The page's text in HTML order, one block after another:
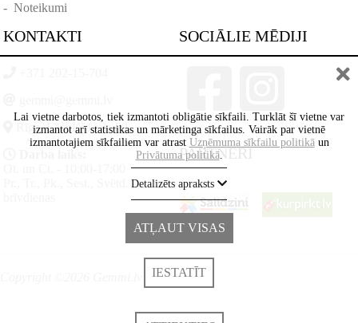
-Noteikumi
KONTAKTI
Rīga, Lāčplēšā iela 88
Pr., Tr., Pk., Sest., Svētd. -
SOCIĀLIE MĒDIJI
PARTNERI
Lai vietne darbotos, tiek izmantoti obligātie sīkfaili. Turklāt šī vietne var
izmantot arī statistikas un mārketinga sīkfailus. Vairāk par vietnē
izmantotajiem sīkfailiem var atrast Uzņēmuma sīkfailu politikāun
Privātuma politikā.
Detalizēts apraksts
ATĻAUT VISAS
IESTATĪT